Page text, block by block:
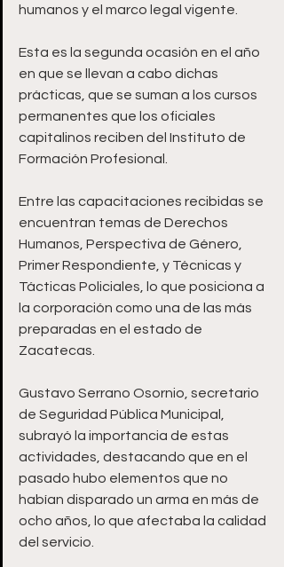
humanos y el marco legal vigente.
Esta es la segunda ocasión en el año
en que se llevan a cabo dichas
prácticas, que se suman a los cursos
permanentes que los oficiales
capitalinos reciben del Instituto de
Formación Profesional.
Entre las capacitaciones recibidas se
encuentran temas de Derechos
Humanos, Perspectiva de Género,
Primer Respondiente, y Técnicas y
Tácticas Policiales, lo que posiciona a
la corporación como una de las más
preparadas en el estado de
Zacatecas.
Gustavo Serrano Osornio, secretario
de Seguridad Pública Municipal,
subrayó la importancia de estas
actividades, destacando que en el
pasado hubo elementos que no
habían disparado un arma en más de
ocho años, lo que afectaba la calidad
del servicio.